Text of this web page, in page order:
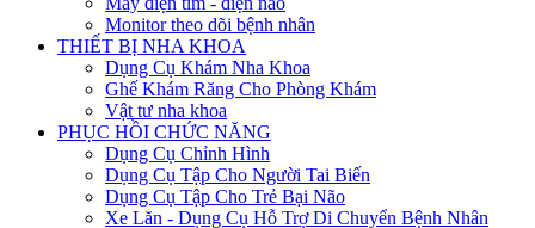
Monitor theo dõi bệnh nhân
THIẾT BỊ NHA KHOA
Dụng Cụ Khám Nha Khoa
Ghế Khám Răng Cho Phòng Khám
Vật tư nha khoa
PHỤC HỒI CHỨC NĂNG
Dụng Cụ Chỉnh Hình
Dụng Cụ Tập Cho Người Tai Biến
Dụng Cụ Tập Cho Trẻ Bại Não
Xe Lăn - Dụng Cụ Hỗ Trợ Di Chuyển Bệnh Nhân